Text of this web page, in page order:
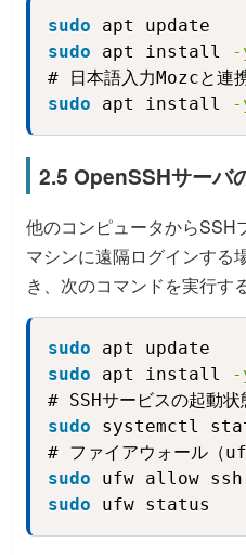
sudo apt update
sudo apt install -
sudo apt install -
2.5 OpenSSHサーバ
他のコンピュータからSSH
マシンに遠隔ログインする
き、次のコマンドを実行する
sudo apt update
sudo apt install -
sudo systemctl
sudo ufw allow ssh
sudo ufw status